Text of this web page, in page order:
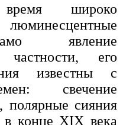
широко
явление
его
известны с
свечение
полярные сияния
в конце XIX века